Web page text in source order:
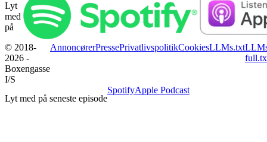
Lyt
med
på
© 2018-
2026 -
Boxengasse
I/S
AnnoncørerPressePrivatlivspolitikCookiesLLMs.txt
Lyt med på seneste episode
SpotifyApple Podcast